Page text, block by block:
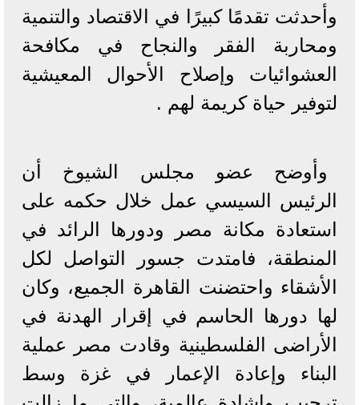
وأحدثت تقدمًا كبيرًا في الاقتصاد والتنمية
ومحاربة الفقر والنجاح في مكافحة
العشوائيات وإصلاح الأحوال المعيشية
لتوفير حياة كريمة لهم .
وأوضح عضو مجلس الشيوخ أن
الرئيس السيسي عمل خلال حكمه على
استعادة مكانة مصر ودورها الرائد في
المنطقة، فامتدت جسور التواصل لكل
الأشقاء واحتضنت القاهرة الجميع، وكان
لها دورها الحاسم في إقرار الهدنة في
الأراضى الفلسطينية وقادت مصر عملية
البناء وإعادة الإعمار في غزة وسط